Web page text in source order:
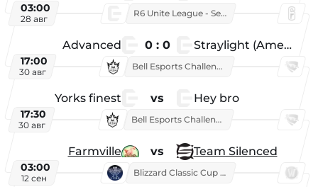
03:00
28 авг
R6 Unite League - Season 1
Advanced 0 : 0 Straylight (American team)
17:00
30 авг
Bell Esports Challenge 2026
Yorks finest vs Hey bro
17:30
30 авг
Bell Esports Challenge 2026
Farmville vs Team Silenced
03:00
12 сен
Blizzard Classic Cup 2026